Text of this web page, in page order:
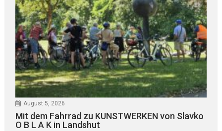
August 5, 2026
Mit dem Fahrrad zu KUNSTWERKEN von Slavko
O B L A K in Landshut